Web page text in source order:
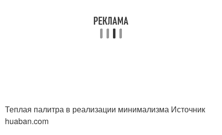
Теплая палитра в реализации минимализма Источник
huaban.com